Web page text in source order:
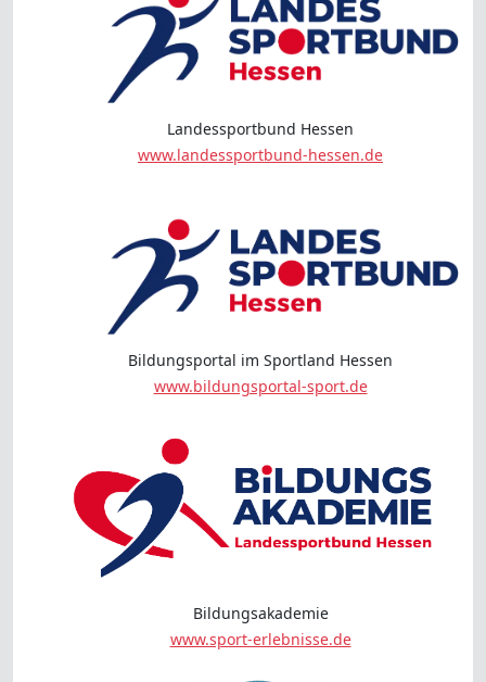
Landessportbund Hessen
www.landessportbund-hessen.de
Bildungsportal im Sportland Hessen
www.bildungsportal-sport.de
Bildungsakademie
www.sport-erlebnisse.de